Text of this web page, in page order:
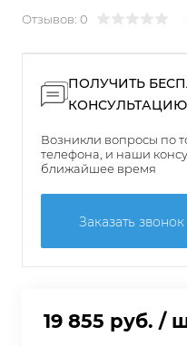
Отзывов: 0
ПОЛУЧИТЬ
КОНСУЛЬТАЦИЮ
Возникли вопросы по
телефона, и наши
ближайшее время
Заказать звонок
19 855 руб. /